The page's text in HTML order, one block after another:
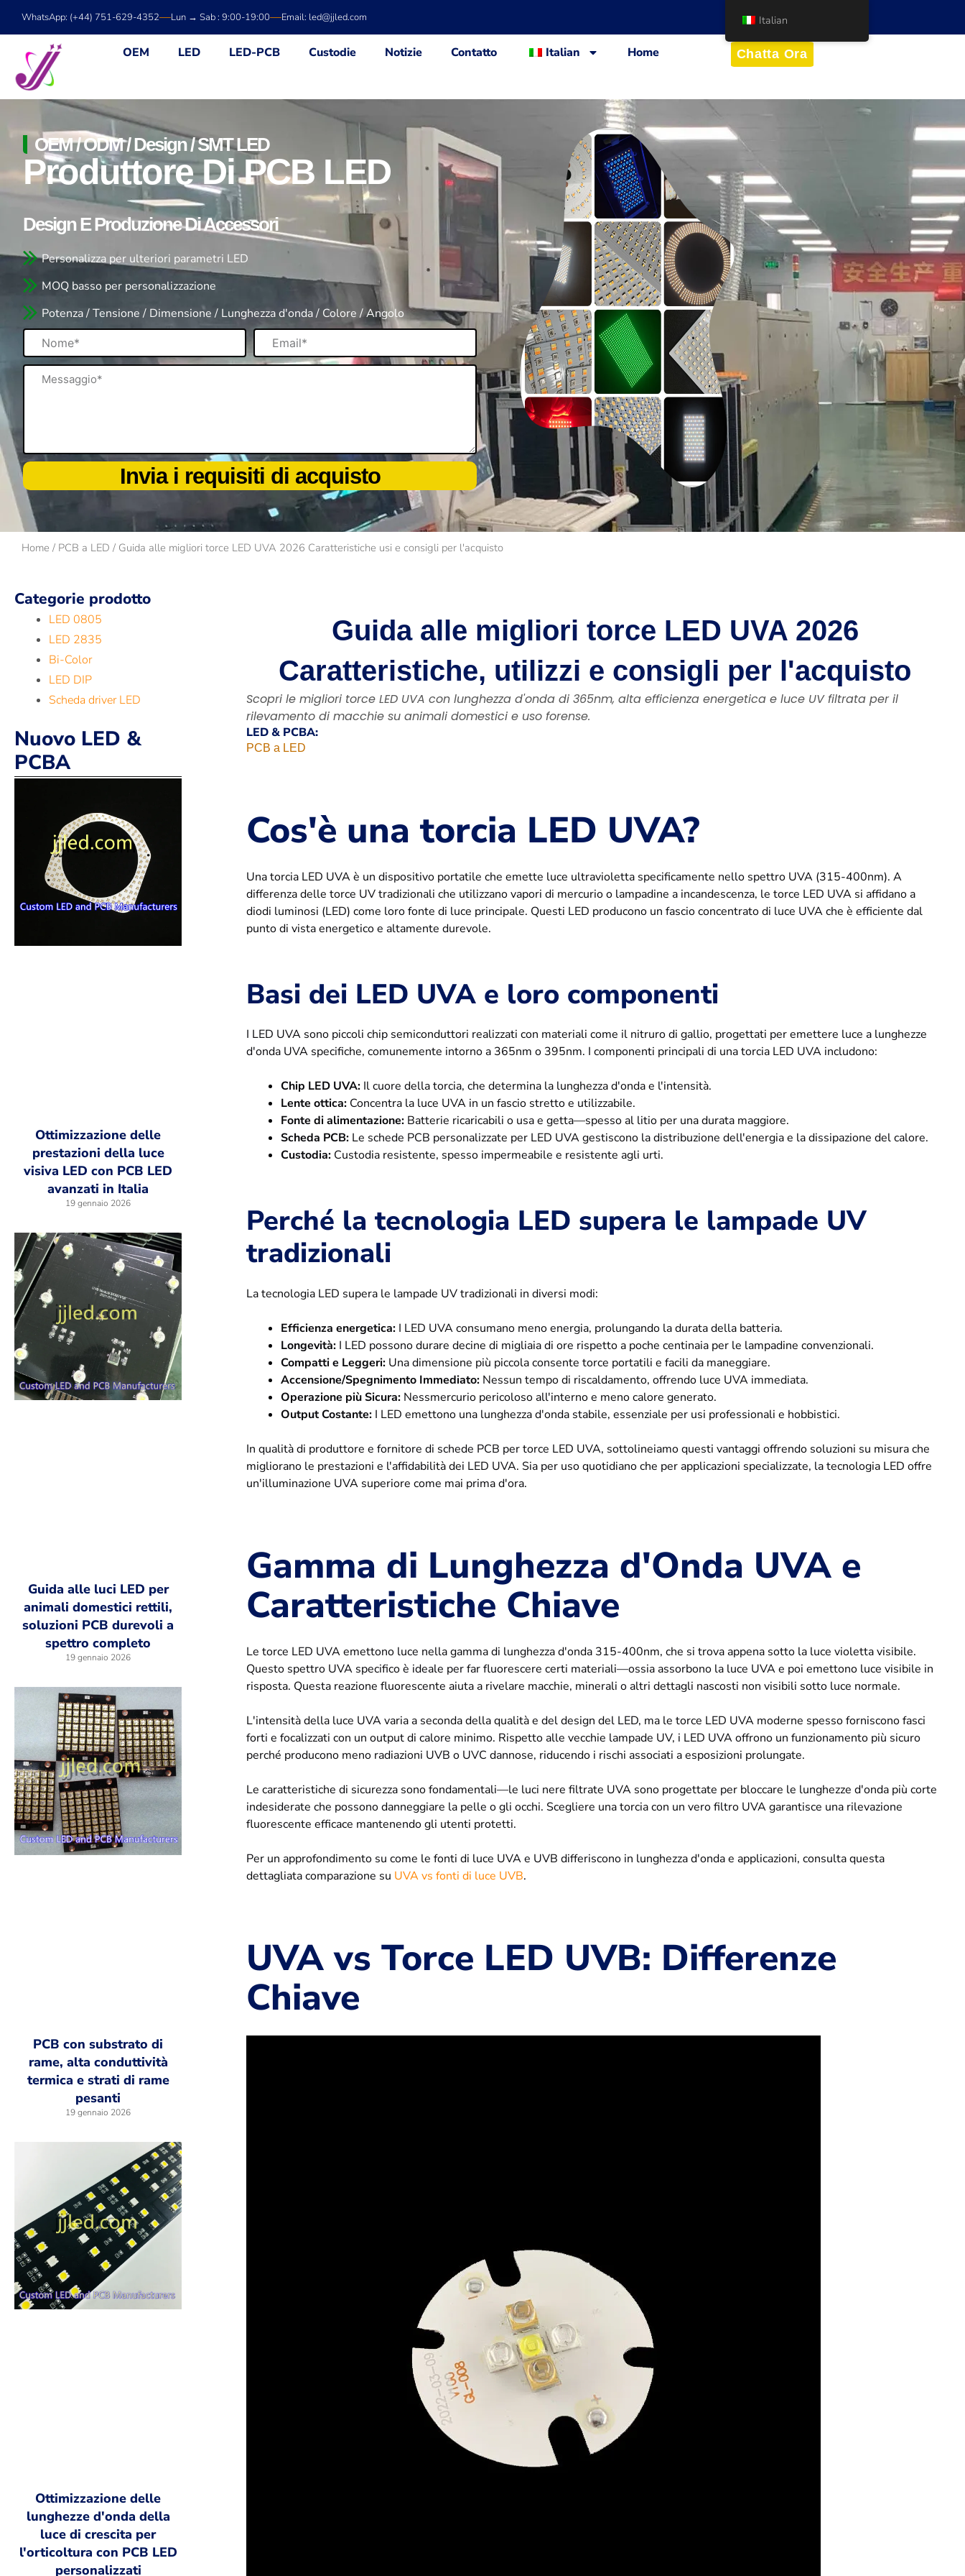
WhatsApp: (+44) 751-629-4352 Lun → Sab : 9:00-19:00 Email: led@jjled.com
OEM LED LED-PCB Custodie Notizie Contatto Italian Home Chatta Ora
OEM / ODM / Design / SMT LED
Produttore Di PCB LED
Design E Produzione Di Accessori
Personalizza per ulteriori parametri LED
MOQ basso per personalizzazione
Potenza / Tensione / Dimensione / Lunghezza d'onda / Colore / Angolo
Nome Email
Messaggio
Invia i requisiti di acquisto
Home / PCB a LED / Guida alle migliori torce LED UVA 2026 Caratteristiche usi e consigli per l'acquisto
Categorie prodotto
LED 0805
LED 2835
Bi-Color
LED DIP
Scheda driver LED
Nuovo LED &
PCBA
Ottimizzazione delle
prestazioni della luce
visiva LED con PCB LED
avanzati in Italia
19 gennaio 2026
Guida alle luci LED per
animali domestici rettili,
soluzioni PCB durevoli a
spettro completo
19 gennaio 2026
PCB con substrato di
rame, alta conduttività
termica e strati di rame
pesanti
19 gennaio 2026
Ottimizzazione delle
lunghezze d'onda della
luce di crescita per
l'orticoltura con PCB LED
personalizzati
Guida alle migliori torce LED UVA 2026
Caratteristiche, utilizzi e consigli per l'acquisto
Scopri le migliori torce LED UVA con lunghezza d'onda di 365nm, alta efficienza energetica e luce UV filtrata per il
rilevamento di macchie su animali domestici e uso forense.
LED & PCBA:
PCB a LED
Cos'è una torcia LED UVA?
Una torcia LED UVA è un dispositivo portatile che emette luce ultravioletta specificamente nello spettro UVA (315-400nm). A
differenza delle torce UV tradizionali che utilizzano vapori di mercurio o lampadine a incandescenza, le torce LED UVA si affidano a
diodi luminosi (LED) come loro fonte di luce principale. Questi LED producono un fascio concentrato di luce UVA che è efficiente dal
punto di vista energetico e altamente durevole.
Basi dei LED UVA e loro componenti
I LED UVA sono piccoli chip semiconduttori realizzati con materiali come il nitruro di gallio, progettati per emettere luce a lunghezze
d'onda UVA specifiche, comunemente intorno a 365nm o 395nm. I componenti principali di una torcia LED UVA includono:
Chip LED UVA: Il cuore della torcia, che determina la lunghezza d'onda e l'intensità.
Lente ottica: Concentra la luce UVA in un fascio stretto e utilizzabile.
Fonte di alimentazione: Batterie ricaricabili o usa e getta—spesso al litio per una durata maggiore.
Scheda PCB: Le schede PCB personalizzate per LED UVA gestiscono la distribuzione dell'energia e la dissipazione del calore.
Custodia: Custodia resistente, spesso impermeabile e resistente agli urti.
Perché la tecnologia LED supera le lampade UV
tradizionali
La tecnologia LED supera le lampade UV tradizionali in diversi modi:
Efficienza energetica: I LED UVA consumano meno energia, prolungando la durata della batteria.
Longevità: I LED possono durare decine di migliaia di ore rispetto a poche centinaia per le lampadine convenzionali.
Compatti e Leggeri: Una dimensione più piccola consente torce portatili e facili da maneggiare.
Accensione/Spegnimento Immediato: Nessun tempo di riscaldamento, offrendo luce UVA immediata.
Operazione più Sicura: Nessmercurio pericoloso all'interno e meno calore generato.
Output Costante: I LED emettono una lunghezza d'onda stabile, essenziale per usi professionali e hobbistici.
In qualità di produttore e fornitore di schede PCB per torce LED UVA, sottolineiamo questi vantaggi offrendo soluzioni su misura che
migliorano le prestazioni e l'affidabilità dei LED UVA. Sia per uso quotidiano che per applicazioni specializzate, la tecnologia LED offre
un'illuminazione UVA superiore come mai prima d'ora.
Gamma di Lunghezza d'Onda UVA e
Caratteristiche Chiave
Le torce LED UVA emettono luce nella gamma di lunghezza d'onda 315-400nm, che si trova appena sotto la luce violetta visibile.
Questo spettro UVA specifico è ideale per far fluorescere certi materiali—ossia assorbono la luce UVA e poi emettono luce visibile in
risposta. Questa reazione fluorescente aiuta a rivelare macchie, minerali o altri dettagli nascosti non visibili sotto luce normale.
L'intensità della luce UVA varia a seconda della qualità e del design del LED, ma le torce LED UVA moderne spesso forniscono fasci
forti e focalizzati con un output di calore minimo. Rispetto alle vecchie lampade UV, i LED UVA offrono un funzionamento più sicuro
perché producono meno radiazioni UVB o UVC dannose, riducendo i rischi associati a esposizioni prolungate.
Le caratteristiche di sicurezza sono fondamentali—le luci nere filtrate UVA sono progettate per bloccare le lunghezze d'onda più corte
indesiderate che possono danneggiare la pelle o gli occhi. Scegliere una torcia con un vero filtro UVA garantisce una rilevazione
fluorescente efficace mantenendo gli utenti protetti.
Per un approfondimento su come le fonti di luce UVA e UVB differiscono in lunghezza d'onda e applicazioni, consulta questa
dettagliata comparazione su UVA vs fonti di luce UVB.
UVA vs Torce LED UVB: Differenze
Chiave
Italian